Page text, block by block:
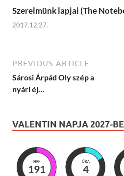
Szerelmünk lapjai (The
2017.12.27.
PREVIOUS ARTICLE
Sárosi Árpád Oly szép a
nyári éj…
VALENTIN NAPJA 2027-
NAP
191
ÓRA
4